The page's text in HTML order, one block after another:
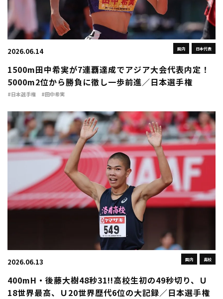
国内 日本代表
2026.06.14
1500m田中希実が7連覇達成でアジア大会代表内定！
5000m2位から勝負に徹し一歩前進／日本選手権
#日本選手権 #田中希実
国内 高校
2026.06.13
400mH・後藤大樹48秒31!!高校生初の49秒切り、Ｕ
18世界最高、Ｕ20世界歴代6位の大記録／日本選手権